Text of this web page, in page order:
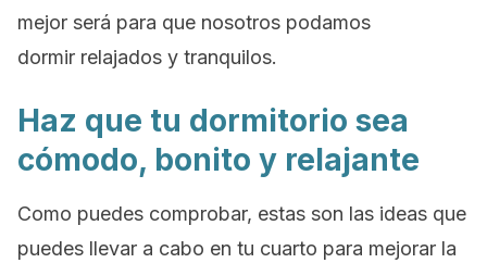
mejor será para que nosotros podamos
dormir relajados y tranquilos.
Haz que tu dormitorio sea
cómodo, bonito y relajante
Como puedes comprobar, estas son las ideas que
puedes llevar a cabo en tu cuarto para mejorar la